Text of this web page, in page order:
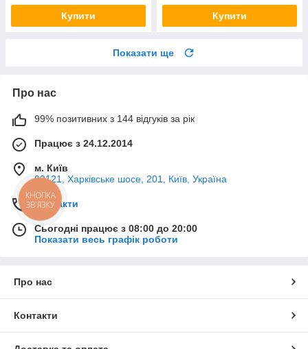
Купити Купити
Показати ще
Про нас
99% позитивних з 144 відгуків за рік
Працює з 24.12.2014
м. Київ
02121, Харківське шосе, 201, Київ, Україна
Контакти
Сьогодні працює з 08:00 до 20:00
Показати весь графік роботи
Про нас
Контакти
КНОПКА
ЗВ'ЯЗКУ